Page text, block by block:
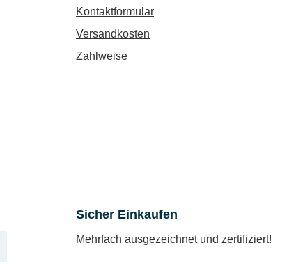
Kontaktformular
Versandkosten
Zahlweise
Sicher Einkaufen
Mehrfach ausgezeichnet und zertifiziert!